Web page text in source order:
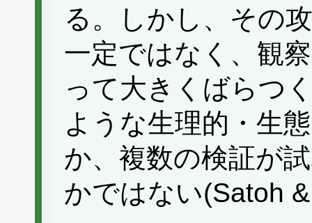
る。しかし、その
一定ではなく、観
って大きくばらつ
ような生理的・生
か、複数の検証が
かではない(Satoh